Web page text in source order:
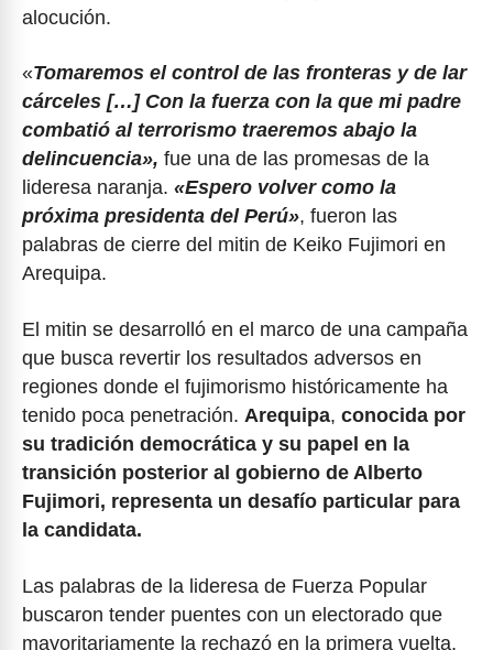
alocución.
«Tomaremos el control de las fronteras y de lar
cárceles […] Con la fuerza con la que mi padre
combatió al terrorismo traeremos abajo la
delincuencia», fue una de las promesas de la
lideresa naranja. «Espero volver como la
próxima presidenta del Perú», fueron las
palabras de cierre del mitin de Keiko Fujimori en
Arequipa.
El mitin se desarrolló en el marco de una campaña
que busca revertir los resultados adversos en
regiones donde el fujimorismo históricamente ha
tenido poca penetración. Arequipa, conocida por
su tradición democrática y su papel en la
transición posterior al gobierno de Alberto
Fujimori, representa un desafío particular para
la candidata.
Las palabras de la lideresa de Fuerza Popular
buscaron tender puentes con un electorado que
mayoritariamente la rechazó en la primera vuelta,